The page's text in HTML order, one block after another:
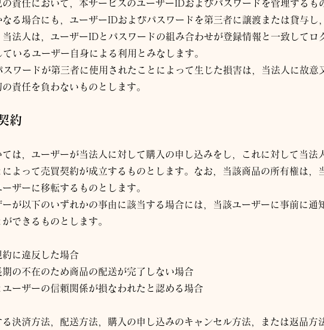
責任において，本サービスのユーザーIDおよびパスワードを管理するも
る場合にも，ユーザーIDおよびパスワードを第三者に譲渡または貸与し
法人 は，ユーザーIDとパスワードの組み合わせが登録情報と一致してロ
いるユーザー自身による利用とみなします。
ワードが第三者に使用されたことによって生じた損害は，当法人 に故意
の責任を負わないものとします。
約
は，ユーザーが当法人 に対して購入の申し込みをし，これに対して当法
よって売買契約が成立するものとします。なお，当該商品の所有権は，
ザーに移転するものとします。
ーが以下のいずれかの事由に該当する場合には，当該ユーザーに事前に通
できるものとします。
約に違反した場合
期の不在のため商品の配送が完了しない場合
ユーザーの信頼関係が損なわれたと認める場合
決済方法，配送方法，購入の申し込みのキャンセル方法，または返品方